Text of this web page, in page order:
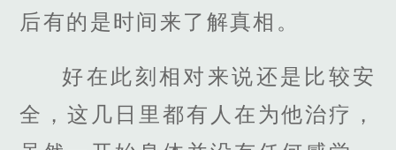
后有的是时间来了解真相。
好在此刻相对来说还是比较安
全，这几日里都有人在为他治疗，